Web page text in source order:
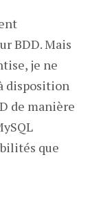
BDD. Mais
je ne
disposition
de manière
que